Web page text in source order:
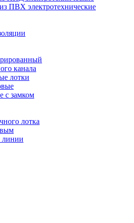
ПВХ электротехнические
канала
лотки
с замком
лотка
линии